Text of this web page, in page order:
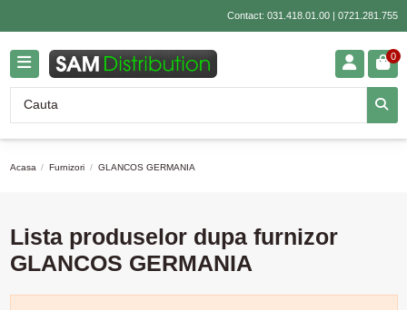
Contact: 031.418.01.00| 0721.281.755
0
Acasa Furnizori GLANCOS GERMANIA
Lista produselor dupa furnizor
GLANCOS GERMANIA